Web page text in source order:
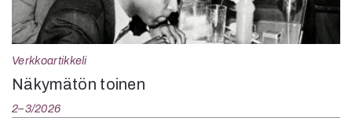
Verkkoartikkeli
Näkymätön toinen
2–3/2026